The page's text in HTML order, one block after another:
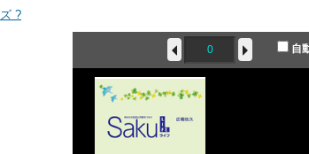
www.saku-library.com/books/0009/591/
> <param name="wmode" value="opaque">
value="http://www.saku-library.com/Scripts/
"> <div> <h4>このコンテンツの表示には、Adobe Flash
go/getflashplayer"><img src="http://
Adobe Flash Playerを取得" width="112" height="33" /></a></
?
自